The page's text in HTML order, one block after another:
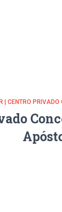
| CENTRO PRIVADO